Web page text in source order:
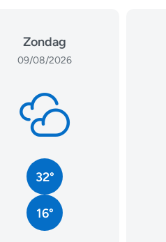
Zondag
09/08/2026
32°
16°